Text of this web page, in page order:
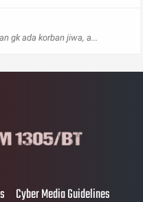
gk ada korban jiwa, a...
Cyber Media Guidelines